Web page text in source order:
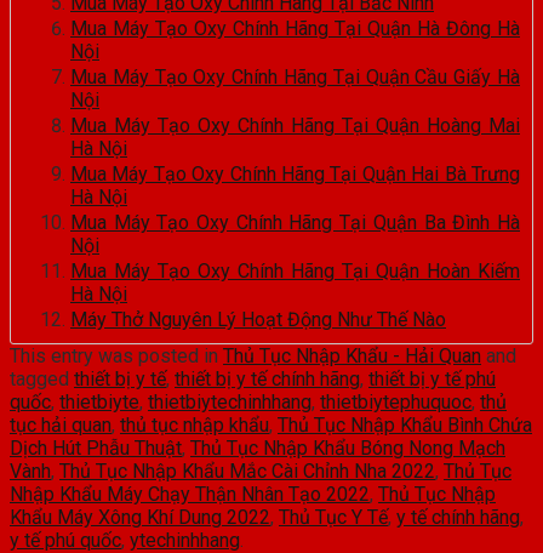
Mua Máy Tạo Oxy Chính Hãng Tại Quận Hà Đông Hà
Nội
Mua Máy Tạo Oxy Chính Hãng Tại Quận Cầu Giấy Hà
Nội
Mua Máy Tạo Oxy Chính Hãng Tại Quận Hoàng Mai
Hà Nội
Mua Máy Tạo Oxy Chính Hãng Tại Quận Hai Bà Trưng
Hà Nội
Mua Máy Tạo Oxy Chính Hãng Tại Quận Ba Đình Hà
Nội
Mua Máy Tạo Oxy Chính Hãng Tại Quận Hoàn Kiếm
Hà Nội
Máy Thở Nguyên Lý Hoạt Động Như Thế Nào
This entry was posted in Thủ Tục Nhập Khẩu - Hải Quan and
tagged thiết bị y tế, thiết bị y tế chính hãng, thiết bị y tế phú
quốc, thietbiyte, thietbiytechinhhang, thietbiytephuquoc, thủ
tục hải quan, thủ tục nhập khẩu, Thủ Tục Nhập Khẩu Bình Chứa
Dịch Hút Phẫu Thuật, Thủ Tục Nhập Khẩu Bóng Nong Mạch
Vành, Thủ Tục Nhập Khẩu Mắc Cài Chỉnh Nha 2022, Thủ Tục
Nhập Khẩu Máy Chạy Thận Nhân Tạo 2022, Thủ Tục Nhập
Khẩu Máy Xông Khí Dung 2022, Thủ Tục Y Tế, y tế chính hãng,
y tế phú quốc, ytechinhhang.